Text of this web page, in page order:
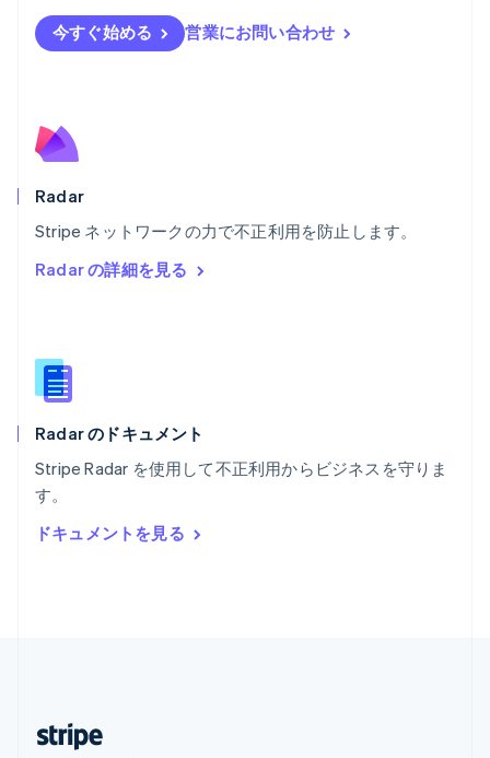
今すぐ始める 営業にお問い合わせ
Radar
Stripe ネットワークの力で不正利用を防止します。
Radar の詳細を見る
Radar のドキュメント
Stripe Radar を使用して不正利用からビジネスを守りま
す。
ドキュメントを見る
フランス
FrançaisEnglish
Nederlands
ポーランド
ポルトガル
Português English
English
Español
ラトビア
リトアニア
リヒテンシュタイン
ルーマニア
English